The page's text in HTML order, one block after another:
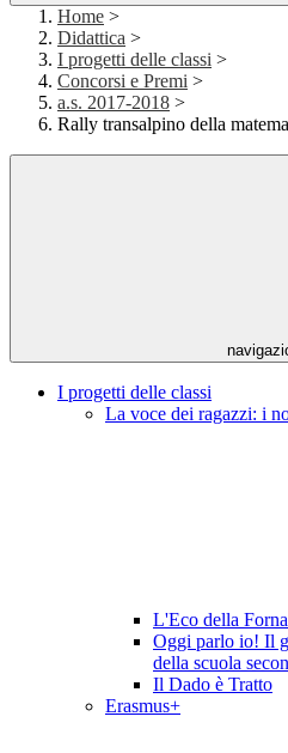
Home >
Didattica >
I progetti delle classi >
Concorsi e Premi >
a.s. 2017-2018 >
Rally transalpino della
I progetti delle classi
La voce dei ragazzi: i
L'Eco della
Oggi parlo io! Il
della scuola
Il Dado è Tratto
Erasmus+